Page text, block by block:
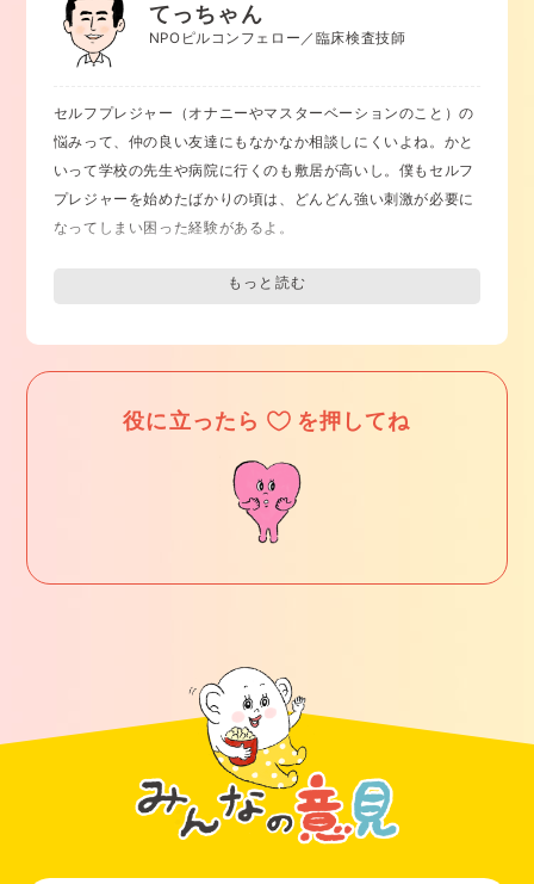
ください。その後は週に一度程度、最初から手でしごいてみ
て、手の感覚に慣れていきましょう。リラックスして、ペニス
の感覚に集中するようにしてください。
このとき最初から手の刺激だけで射精するのは難しいかもしれ
ません。その場合は途中で床オナになってしまっても構いませ
ん。ただし、射精の直前は手に切り替えるようにしてくださ
い。
まうこともあります。それは異常なことではありません。慣れ
は減っていくと思います。
きましたが、短い人で数週間、長くても半年程度でほとんどの
焦らずに取り組んでいきましょう。
てっちゃん
NPOピルコンフェロー／臨床検査技師
セルフプレジャー（オナニーやマスターベーションのこと）の
悩みって、仲の良い友達にもなかなか相談しにくいよね。かと
いって学校の先生や病院に行くのも敷居が高いし。僕もセルフ
プレジャーを始めたばかりの頃は、どんどん強い刺激が必要に
なってしまい困った経験があるよ。
床オナをやめたいと思っているということはもう床オナをはじ
射精できるのに実際の性行為では射精できない腟内射精障害に
床オナをやめる方法の1つとしては、
近い刺激で射精できるように矯正する方法があるよ。はじめの
るようになるまで時間がかかってしまうかもしれないけど、
った場合は泌尿器科とかの医療機関で専門家に相談に乗っても
らうことをおすすめするよ。
役に立ったら を押してね